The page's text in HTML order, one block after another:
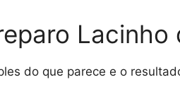
Lacinho
do que parece e o